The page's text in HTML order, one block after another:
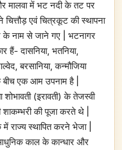
मालवा में भट नदी के तट पर
एवं चित्रकूट की स्थापना
नाम से जाने गए | भटनागर
दासनिया, भतनिया,
बरसानिया, कन्मौजिया
बीच एक आम उपनाम है |
(इरावती) के तेजस्वी
की पूजा करते थे |
राज्य स्थापित करने भेजा |
काल के कान्धार और